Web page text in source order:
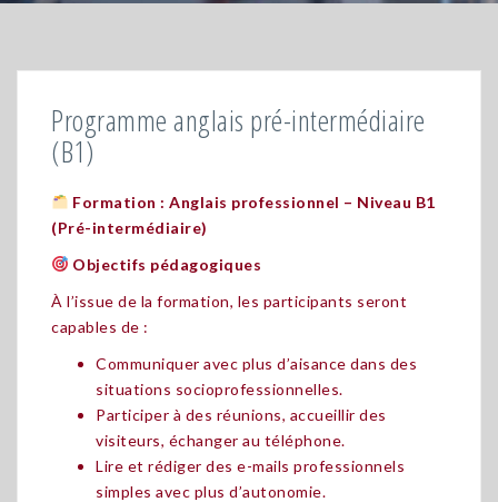
Programme anglais pré-intermédiaire
(B1)
Formation : Anglais professionnel – Niveau B1
(Pré-intermédiaire)
Objectifs pédagogiques
À l’issue de la formation, les participants seront
capables de :
Communiquer avec plus d’aisance dans des
situations socioprofessionnelles.
Participer à des réunions, accueillir des
visiteurs, échanger au téléphone.
Lire et rédiger des e-mails professionnels
simples avec plus d’autonomie.